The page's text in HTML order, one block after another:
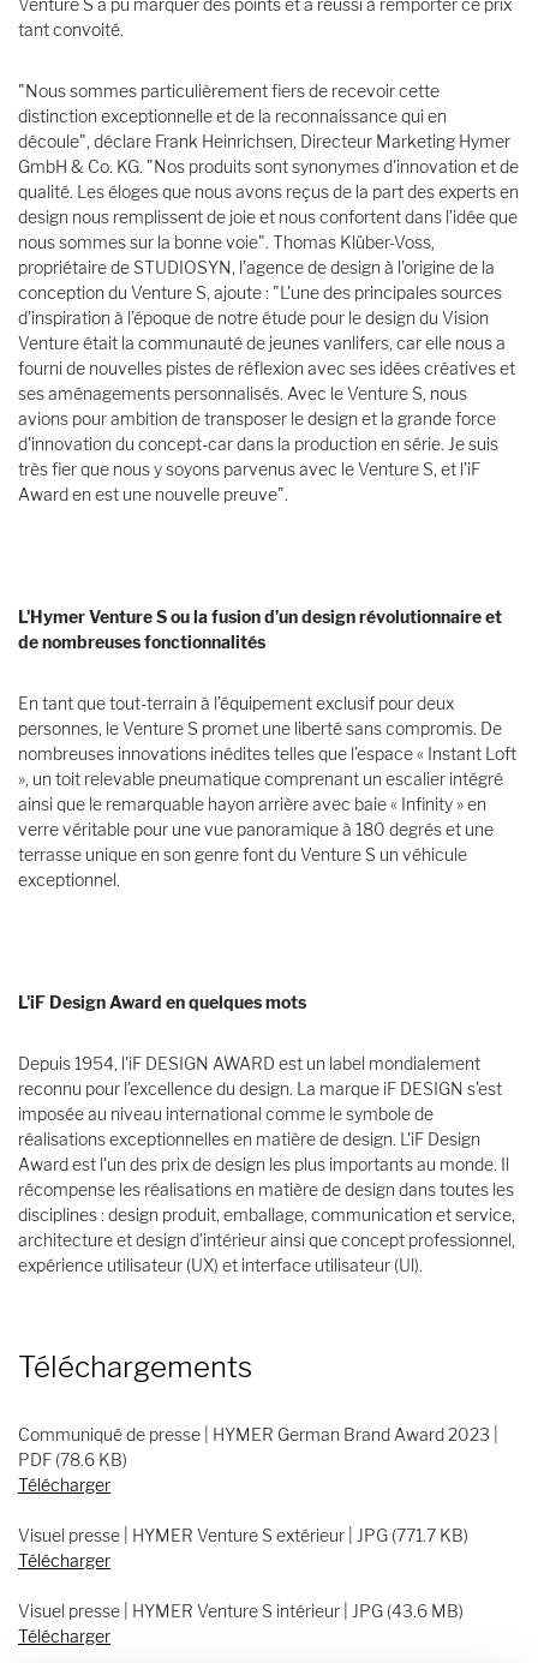
Venture S a pu marquer des points et a réussi à remporter ce prix
tant convoité.
"Nous sommes particulièrement fiers de recevoir cette
distinction exceptionnelle et de la reconnaissance qui en
découle", déclare Frank Heinrichsen, Directeur Marketing Hymer
GmbH & Co. KG. "Nos produits sont synonymes d'innovation et de
qualité. Les éloges que nous avons reçus de la part des experts en
design nous remplissent de joie et nous confortent dans l’idée que
nous sommes sur la bonne voie". Thomas Klüber-Voss,
propriétaire de STUDIOSYN, l’agence de design à l'origine de la
conception du Venture S, ajoute : "L'une des principales sources
d'inspiration à l’époque de notre étude pour le design du Vision
Venture était la communauté de jeunes vanlifers, car elle nous a
fourni de nouvelles pistes de réflexion avec ses idées créatives et
ses aménagements personnalisés. Avec le Venture S, nous
avions pour ambition de transposer le design et la grande force
d'innovation du concept-car dans la production en série. Je suis
très fier que nous y soyons parvenus avec le Venture S, et l'iF
Award en est une nouvelle preuve".
L'Hymer Venture S ou la fusion d’un design révolutionnaire et
de nombreuses fonctionnalités
En tant que tout-terrain à l’équipement exclusif pour deux
personnes, le Venture S promet une liberté sans compromis. De
nombreuses innovations inédites telles que l’espace « Instant Loft
», un toit relevable pneumatique comprenant un escalier intégré
ainsi que le remarquable hayon arrière avec baie « Infinity » en
verre véritable pour une vue panoramique à 180 degrés et une
terrasse unique en son genre font du Venture S un véhicule
exceptionnel.
L'iF Design Award en quelques mots
Depuis 1954, l'iF DESIGN AWARD est un label mondialement
reconnu pour l'excellence du design. La marque iF DESIGN s'est
imposée au niveau international comme le symbole de
réalisations exceptionnelles en matière de design. L'iF Design
Award est l'un des prix de design les plus importants au monde. Il
récompense les réalisations en matière de design dans toutes les
disciplines : design produit, emballage, communication et service,
architecture et design d'intérieur ainsi que concept professionnel,
expérience utilisateur (UX) et interface utilisateur (Ul).
Téléchargements
Communiqué de presse | HYMER German Brand Award 2023 |
PDF (78.6 KB)
Télécharger
Visuel presse | HYMER Venture S extérieur | JPG (771.7 KB)
Télécharger
Visuel presse | HYMER Venture S intérieur | JPG (43.6 MB)
Télécharger